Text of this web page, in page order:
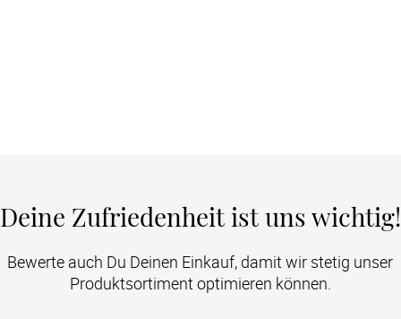
Deine Zufriedenheit ist uns wichtig!
Bewerte auch Du Deinen Einkauf, damit wir stetig unser
Produktsortiment optimieren können.